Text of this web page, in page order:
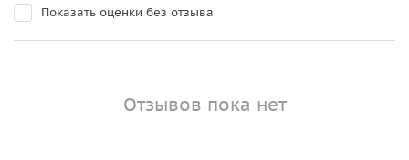
Показать оценки без отзыва
Отзывов пока нет